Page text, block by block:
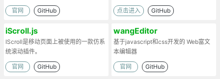
官网 GitHub 点击进入 GitHub
iScroll.js
IScroll是移动页面上被使用的一款仿系
统滚动插件。
官网 GitHub
wangEditor
基于javascript和css开发的 Web富文
本编辑器
官网 GitHub